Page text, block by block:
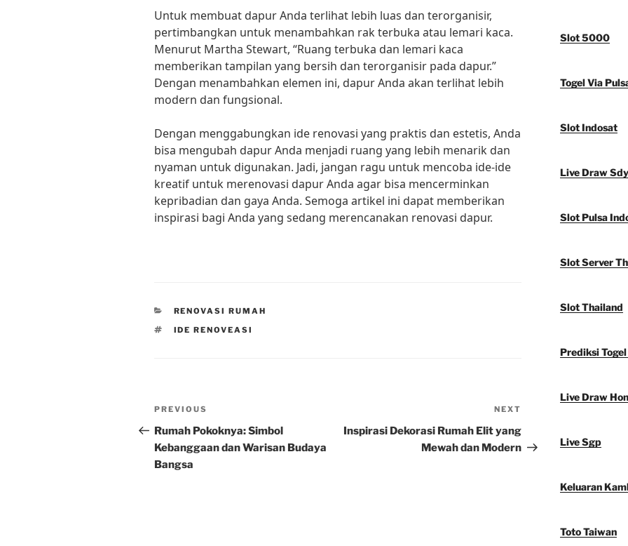
Untuk membuat dapur Anda terlihat lebih luas dan terorganisir,
pertimbangkan untuk menambahkan rak terbuka atau lemari kaca.
Menurut Martha Stewart, “Ruang terbuka dan lemari kaca
memberikan tampilan yang bersih dan terorganisir pada dapur.”
Dengan menambahkan elemen ini, dapur Anda akan terlihat lebih
modern dan fungsional.
Dengan menggabungkan ide renovasi yang praktis dan estetis, Anda
bisa mengubah dapur Anda menjadi ruang yang lebih menarik dan
nyaman untuk digunakan. Jadi, jangan ragu untuk mencoba ide-ide
kreatif untuk merenovasi dapur Anda agar bisa mencerminkan
kepribadian dan gaya Anda. Semoga artikel ini dapat memberikan
inspirasi bagi Anda yang sedang merencanakan renovasi dapur.
CATEGORIES
RENOVASI RUMAH
TAGS
IDE RENOVEASI
Post
navigation
Previous
Post
PREVIOUS
Rumah Pokoknya: Simbol
Kebanggaan dan Warisan Budaya
Bangsa
Post
NEXT
Inspirasi Dekorasi Rumah Elit yang
Mewah dan Modern
Slot 5000
Togel Via
Slot Indosat
Live Draw Sdy
Slot Pulsa
Slot Server
Slot Thailand
Prediksi
Live Draw
Live Sgp
Keluaran
Toto Taiwan